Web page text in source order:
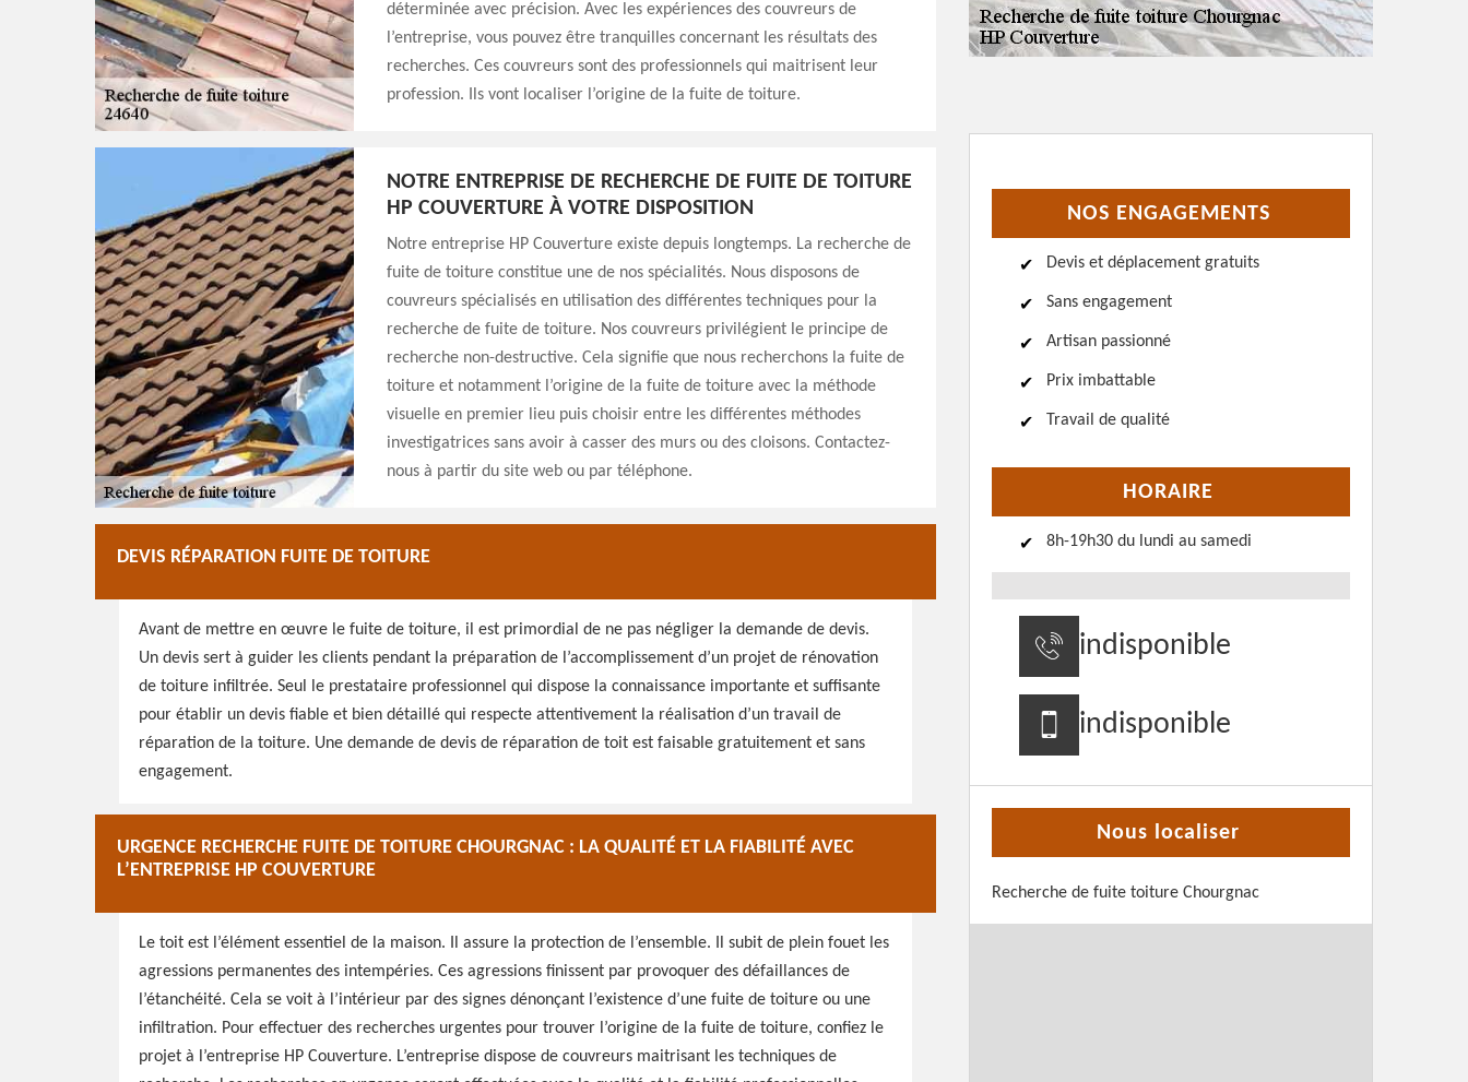
déterminée avec précision. Avec les expériences des couvreurs de
l’entreprise, vous pouvez être tranquilles concernant les résultats des
recherches. Ces couvreurs sont des professionnels qui maitrisent leur
profession. Ils vont localiser l’origine de la fuite de toiture.
NOTRE ENTREPRISE DE RECHERCHE DE FUITE DE TOITURE
HP COUVERTURE À VOTRE DISPOSITION
Notre entreprise HP Couverture existe depuis longtemps. La recherche de
fuite de toiture constitue une de nos spécialités. Nous disposons de
couvreurs spécialisés en utilisation des différentes techniques pour la
recherche de fuite de toiture. Nos couvreurs privilégient le principe de
recherche non-destructive. Cela signifie que nous recherchons la fuite de
toiture et notamment l’origine de la fuite de toiture avec la méthode
visuelle en premier lieu puis choisir entre les différentes méthodes
investigatrices sans avoir à casser des murs ou des cloisons. Contactez-
nous à partir du site web ou par téléphone.
DEVIS RÉPARATION FUITE DE TOITURE
Avant de mettre en œuvre le fuite de toiture, il est primordial de ne pas négliger la demande de devis.
Un devis sert à guider les clients pendant la préparation de l’accomplissement d’un projet de rénovation
de toiture infiltrée. Seul le prestataire professionnel qui dispose la connaissance importante et suffisante
pour établir un devis fiable et bien détaillé qui respecte attentivement la réalisation d’un travail de
réparation de la toiture. Une demande de devis de réparation de toit est faisable gratuitement et sans
engagement.
URGENCE RECHERCHE FUITE DE TOITURE CHOURGNAC : LA QUALITÉ ET LA FIABILITÉ AVEC
L’ENTREPRISE HP COUVERTURE
Le toit est l’élément essentiel de la maison. Il assure la protection de l’ensemble. Il subit de plein fouet les
agressions permanentes des intempéries. Ces agressions finissent par provoquer des défaillances de
l’étanchéité. Cela se voit à l’intérieur par des signes dénonçant l’existence d’une fuite de toiture ou une
infiltration. Pour effectuer des recherches urgentes pour trouver l’origine de la fuite de toiture, confiez le
projet à l’entreprise HP Couverture. L’entreprise dispose de couvreurs maitrisant les techniques de
NOS ENGAGEMENTS
Devis et déplacement gratuits
Sans engagement
Artisan passionné
Prix imbattable
Travail de qualité
HORAIRE
8h-19h30 du lundi au samedi
indisponible
indisponible
Nous localiser
Recherche de fuite toiture Chourgnac